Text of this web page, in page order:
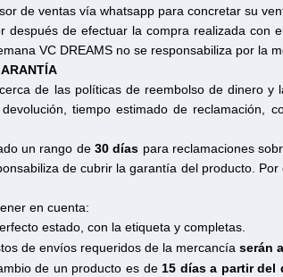
de ventas vía whatsapp para concretar su
después de efectuar la compra realizada
VC DREAMS no se responsabiliza por la
de las políticas de reembolso de dinero
tiempo estimado de reclamación,
un rango de 30 días para reclamaciones
de cubrir la garantía del producto.
en cuenta:
estado, con la etiqueta y completas.
de envíos requeridos de la mercancía serán
de un producto es de 15 días a partir del